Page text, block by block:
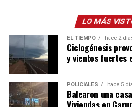
LO MÁS
EL TIEMPO hace 2
Ciclogénesis
y vientos fuertes
POLICIALES hace 5
Balearon una
Viviendas en